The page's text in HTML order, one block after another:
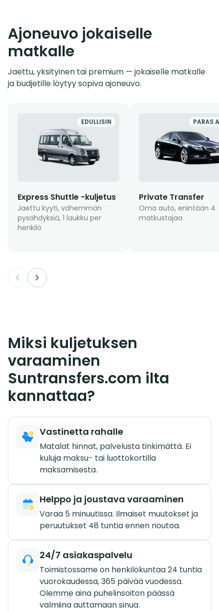
Ajoneuvo jokaiselle
matkalle
Jaettu, yksityinen tai premium — jokaiselle matkalle
ja budjetille löytyy sopiva ajoneuvo.
EDULLISIN
Express Shuttle -kuljetus
Jaettu kyyti, vähemmän
pysähdyksiä, 1 laukku per
henkilö
PARAS
Private Transfer
Oma auto, enintään 4
matkustajaa
Miksi kuljetuksen
varaaminen
Suntransfers.com ilta
kannattaa?
Vastinetta rahalle
Matalat hinnat, palvelusta tinkimättä. Ei
kuluja maksu- tai luottokortilla
maksamisesta.
Helppo ja joustava varaaminen
Varaa 5 minuutissa. Ilmaiset muutokset ja
peruutukset 48 tuntia ennen noutoa.
24/7 asiakaspalvelu
Toimistossame on henkilökuntaa 24 tuntia
vuorokaudessa, 365 päivää vuodessa.
Olemme aina puhelinsoiton päässä
valmiina auttamaan sinua.